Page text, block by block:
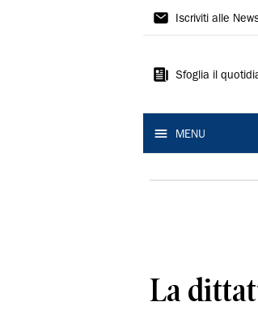
La
Ferrara
Iscriviti alle
Sfoglia il
MENU
La